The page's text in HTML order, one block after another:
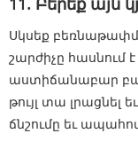
Սկսեք
շարժիչը հասնում
աստիճանաբար
թույլ տա լրացնել
ճնշումը եւ